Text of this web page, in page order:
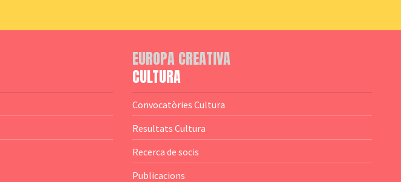
EUROPA CREATIVA
CULTURA
Convocatòries Cultura
Resultats Cultura
Recerca de socis
Publicacions